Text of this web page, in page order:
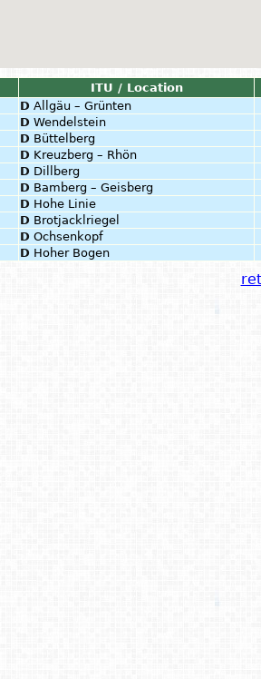
ITU / Location
D Allgäu – Grünten
D Wendelstein
D Büttelberg
D Kreuzberg – Rhön
D Dillberg
D Bamberg – Geisberg
D Hohe Linie
D Brotjacklriegel
D Ochsenkopf
D Hoher Bogen